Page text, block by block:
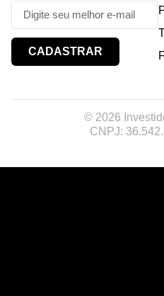
CADASTRAR
© 2026
CNPJ: